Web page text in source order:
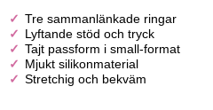
Tre sammanlänkade ringar
Lyftande stöd och tryck
Tajt passform i small-format
Mjukt silikonmaterial
Stretchig och bekväm